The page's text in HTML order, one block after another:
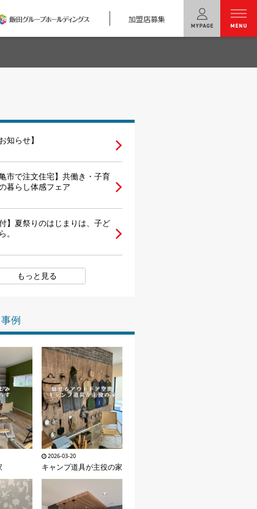
加盟店募集
ノロジー
実例
ュレー
業情報
問い合わせ
知らせ】
市で注文住宅】共働き・子育
暮らし体感フェア
】夏祭りのはじまりは、子ど
。
もっと見る
例
2026-03-20
キャンプ道具が主役の家